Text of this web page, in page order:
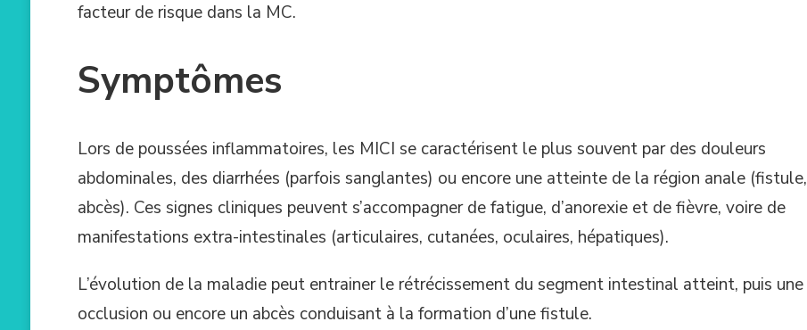
facteur de risque dans la MC.
Symptômes
Lors de poussées inflammatoires, les MICI se caractérisent le plus souvent par des douleurs
abdominales, des diarrhées (parfois sanglantes) ou encore une atteinte de la région anale (fistule,
abcès). Ces signes cliniques peuvent s’accompagner de fatigue, d’anorexie et de fièvre, voire de
manifestations extra-intestinales (articulaires, cutanées, oculaires, hépatiques).
L’évolution de la maladie peut entrainer le rétrécissement du segment intestinal atteint, puis une
occlusion ou encore un abcès conduisant à la formation d’une fistule.